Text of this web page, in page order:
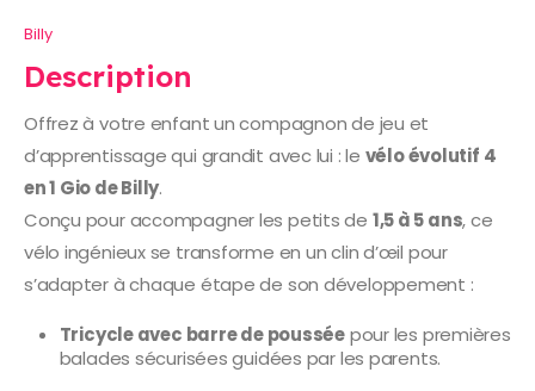
Billy
Description
Offrez à votre enfant un compagnon de jeu et
d’apprentissage qui grandit avec lui : le vélo évolutif 4
en 1 Gio de Billy.
Conçu pour accompagner les petits de 1,5 à 5 ans, ce
vélo ingénieux se transforme en un clin d’œil pour
s’adapter à chaque étape de son développement :
Tricycle avec barre de pousséepour les premières
balades sécurisées guidées par les parents.